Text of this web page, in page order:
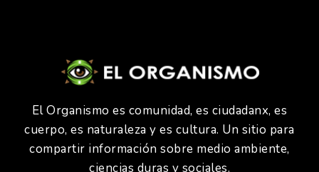
El Organismo es comunidad, es ciudadanx, es
cuerpo, es naturaleza y es cultura. Un sitio para
compartir información sobre medio ambiente,
ciencias duras y sociales.